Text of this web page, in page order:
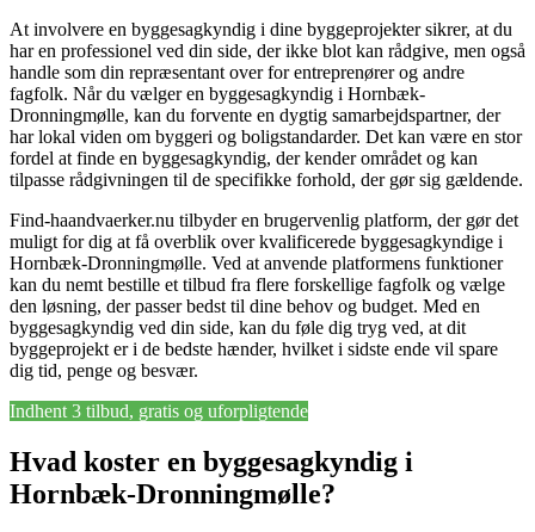
At involvere en byggesagkyndig i dine byggeprojekter sikrer, at du
har en professionel ved din side, der ikke blot kan rådgive, men også
handle som din repræsentant over for entreprenører og andre
fagfolk. Når du vælger en byggesagkyndig i Hornbæk-
Dronningmølle, kan du forvente en dygtig samarbejdspartner, der
har lokal viden om byggeri og boligstandarder. Det kan være en stor
fordel at finde en byggesagkyndig, der kender området og kan
tilpasse rådgivningen til de specifikke forhold, der gør sig gældende.
Find-haandvaerker.nu tilbyder en brugervenlig platform, der gør det
muligt for dig at få overblik over kvalificerede byggesagkyndige i
Hornbæk-Dronningmølle. Ved at anvende platformens funktioner
kan du nemt bestille et tilbud fra flere forskellige fagfolk og vælge
den løsning, der passer bedst til dine behov og budget. Med en
byggesagkyndig ved din side, kan du føle dig tryg ved, at dit
byggeprojekt er i de bedste hænder, hvilket i sidste ende vil spare
dig tid, penge og besvær.
Indhent 3 tilbud, gratis og uforpligtende
Hvad koster en byggesagkyndig i
Hornbæk-Dronningmølle?